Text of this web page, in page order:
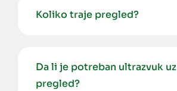
Koliko traje pregled?
Da li je potreban ultrazvuk uz
pregled?